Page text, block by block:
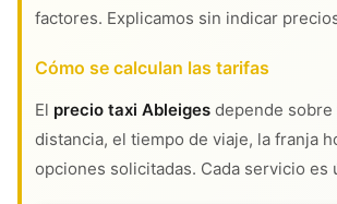
factores. Explicamos sin indicar
Cómo se calculan las tarifas
El precio taxi Ableiges depende sobre
distancia, el tiempo de viaje, la franja
opciones solicitadas. Cada servicio es